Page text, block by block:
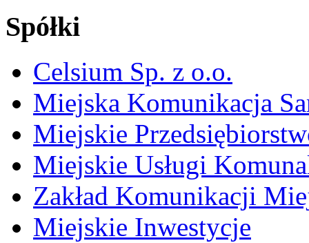
Spółki
Celsium Sp. z o.o.
Miejska Komunikacja
Miejskie
Miejskie Usługi
Zakład Komunikacji
Miejskie Inwestycje